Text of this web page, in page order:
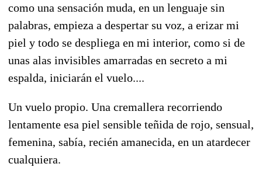
como una sensación muda, en un lenguaje sin
palabras, empieza a despertar su voz, a erizar mi
piel y todo se despliega en mi interior, como si de
unas alas invisibles amarradas en secreto a mi
espalda, iniciarán el vuelo....
Un vuelo propio. Una cremallera recorriendo
lentamente esa piel sensible teñida de rojo, sensual,
femenina, sabía, recién amanecida, en un atardecer
cualquiera.